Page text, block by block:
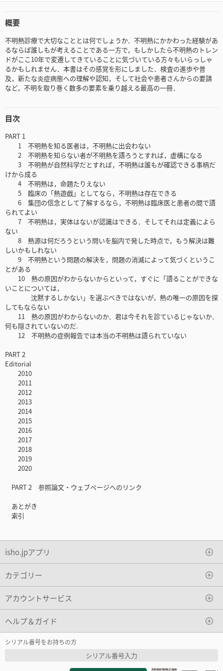
概要
不明熱診療で大切なこととは何でしょうか．不明熱にかかわった経験があ
るならば誰しもが考えることである一方で，もしかしたら不明熱のトレン
ドがここ10年で変遷してきていることに気づいている方々もいらっしゃ
るかもしれません．本書はその感覚を形にしました．検査の進歩や普
及，新たな炎症病態への理解や認知，そして社会や患者さんからの要請
など，不明を取り巻く数多の要素を乗り越える最高の一冊．
目次
PART 1
1 不明熱を知る医者は，不明熱に出会わない
2 不明熱を知らない者が不明熱を語ろうとすれば，虚構になる
3 不明熱が自然科学だとすれば，不明熱は誰もが確認できる事柄だ
けから成る
4 不明熱は，命題たりえない
5 臨床の「熱遊戯」としてなら，不明熱は存在できる
6 集団の信念として了解するなら，不明熱は臨床医と患者の間で語
られてよい
7 不明熱は，実体はないが認識はできる．そしてそれは定義によら
ない
8 熱源は何だろうという問いを脳内で発した時点で，もう解決は難
しいかもしれない
9 不明熱という問題の解決を，問題の消滅によって気づくというこ
とがある
10 熱の原因がわからないからといって，すぐに「語ることができな
いことについては，
沈黙するしかない」を選ぶべきではないが，熱の唯一の原因を探
してもならない
11 熱の原因がわからないのか．君は今それを診ているじゃないか．
何も隠されていないのだ.
12 不明熱の症例報告では本当の不明熱は語られていない
PART 2
Editorial
2010
2011
2012
2013
2014
2015
2016
2017
2018
2019
2020
PART 2 参照論文・ウェブページへのリンク
あとがき
索引
isho.jpアプリ
カテゴリー
アカウントサービス
ヘルプ＆ガイド
シリアル番号をお持ちの方
シリアル番号入力